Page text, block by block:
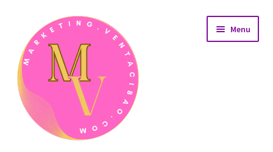
navigation
content
Menu